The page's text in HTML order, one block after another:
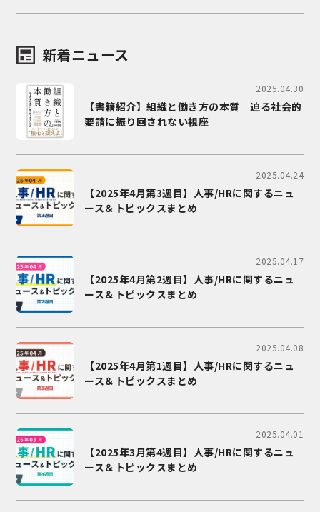
新着ニュース
2025.04.30
【書籍紹介】組織と働き方の本質 迫る社会的
要請に振り回されない視座
2025.04.24
【2025年4月第3週目】人事/HRに関するニュ
ース＆トピックスまとめ
2025.04.17
【2025年4月第2週目】人事/HRに関するニュ
ース＆トピックスまとめ
2025.04.08
【2025年4月第1週目】人事/HRに関するニュ
ース＆トピックスまとめ
2025.04.01
【2025年3月第4週目】人事/HRに関するニュ
ース＆トピックスまとめ